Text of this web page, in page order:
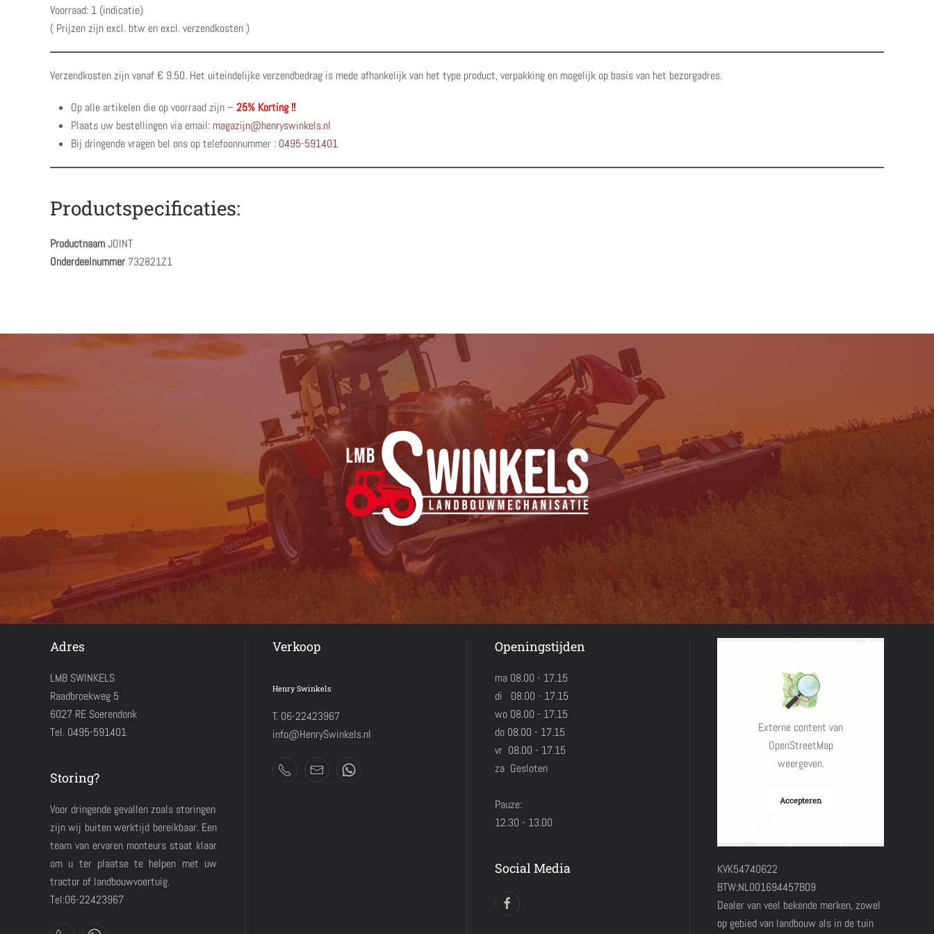
Voorraad: 1 (indicatie)
( Prijzen zijn excl. btw en excl. verzendkosten )
Verzendkosten zijn vanaf € 9.50. Het uiteindelijke verzendbedrag is mede afhankelijk van het type product, verpakking en mogelijk op basis van het bezorgadres.
Op alle artikelen die op voorraad zijn – 25% Korting !!
Plaats uw bestellingen via email: magazijn@henryswinkels.nl
Bij dringende vragen bel ons op telefoonnummer : 0495-591401
Productspecificaties:
ProductnaamJOINT
Onderdeelnummer 732821Z1
Adres
LMB SWINKELS
Raadbroekweg 5
6027 RE Soerendonk
Tel. 0495-591401
Storing?
Voor dringende gevallen zoals storingen
zijn wij buiten werktijd bereikbaar. Een
team van ervaren monteurs staat klaar
om u ter plaatse te helpen met uw
tractor of landbouwvoertuig.
Tel:06-22423967
Verkoop
Henry Swinkels
T. 06-22423967
info@HenrySwinkels.nl
Openingstijden
ma 08.00 - 17.15
di 08.00 - 17.15
wo 08.00 - 17.15
do 08.00 - 17.15
vr 08.00 - 17.15
za Gesloten
Pauze:
12.30 - 13.00
Social Media
Externe content van
OpenStreetMap
weergeven.
Accepteren
KVK54740622
BTW:NL001694457B09
Dealer van veel bekende merken, zowel
op gebied van landbouw als in de tuin